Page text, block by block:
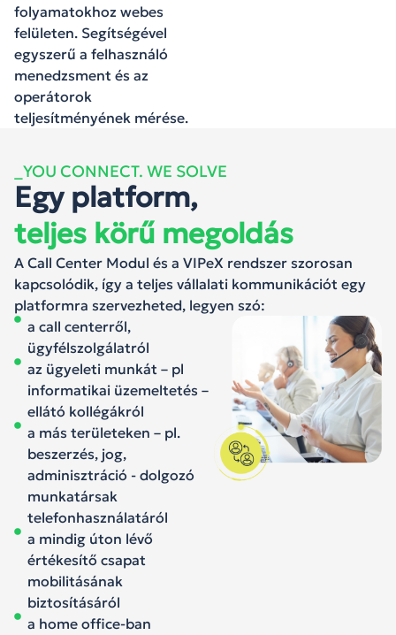
folyamatokhoz webes
felületen. Segítségével
egyszerű a felhasználó
menedzsment és az
operátorok
teljesítményének mérése.
_YOU CONNECT. WE SOLVE
Egy platform,
teljes körű megoldás
A Call Center Modul és a VIPeX rendszer szorosan
kapcsolódik, így a teljes vállalati kommunikációt egy
platformra szervezheted, legyen szó:
a call centerről,
ügyfélszolgálatról
az ügyeleti munkát – pl
informatikai üzemeltetés –
ellátó kollégákról
a más területeken – pl.
beszerzés, jog,
adminisztráció - dolgozó
munkatársak
telefonhasználatáról
a mindig úton lévő
értékesítő csapat
mobilitásának
biztosításáról
a home office-ban